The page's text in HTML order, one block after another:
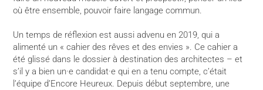
où être ensemble, pouvoir faire langage commun.
Un temps de réflexion est aussi advenu en 2019, qui a
alimenté un « cahier des rêves et des envies ». Ce cahier a
été glissé dans le dossier à destination des architectes – et
s’il y a bien un·e candidat·e qui en a tenu compte, c’était
l’équipe d’Encore Heureux. Depuis début septembre, une